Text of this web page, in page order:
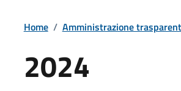
Home / Amministrazione
2024